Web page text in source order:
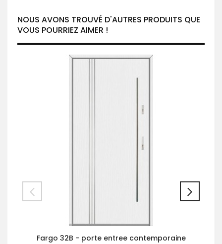
NOUS AVONS TROUVÉ D'AUTRES PRODUITS QUE
VOUS POURRIEZ AIMER !
Fargo 32B - porte entree contemporaine